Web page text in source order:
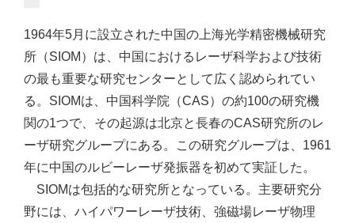
1964年5月に設立された中国の上海光学精密機械研究
所（SIOM）は、中国におけるレーザ科学および技術
の最も重要な研究センターとして広く認められてい
る。SIOMは、中国科学院（CAS）の約100の研究機
関の1つで、その起源は北京と長春のCAS研究所のレ
ーザ研究グループにある。この研究グループは、1961
年に中国のルビーレーザ発振器を初めて実証した。
SIOMは包括的な研究所となっている。主要研究分
野には、ハイパワーレーザ技術、強磁場レーザ物理